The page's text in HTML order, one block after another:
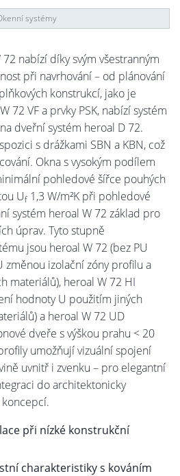
systémy
nabízí díky svým všestranným
při navrhování – od plánování
konstrukcí, jako je
72 VF a prvky PSK, nabízí systém
dveřní systém heroal D 72.
s drážkami SBN a KBN, což
Okna s vysokým podílem
pohledové šířce pouhých
Uf 1,3 W/m²K při pohledové
systém heroal W 72 základ pro
úprav. Tyto stupně
jsou heroal W 72 (bez PU
změnou izolační zóny profilu a
materiálů), heroal W 72 HI
hodnoty U použitím jiných
a heroal W 72 UD
dveře s výškou prahu < 20
umožňují vizuální spojení
uvnitř i zvenku – pro elegantní
do architektonicky
při nízké konstrukční
charakteristiky s kováním